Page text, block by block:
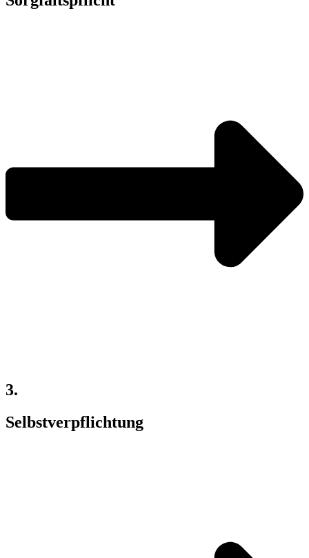
3.
Selbstverpflichtung